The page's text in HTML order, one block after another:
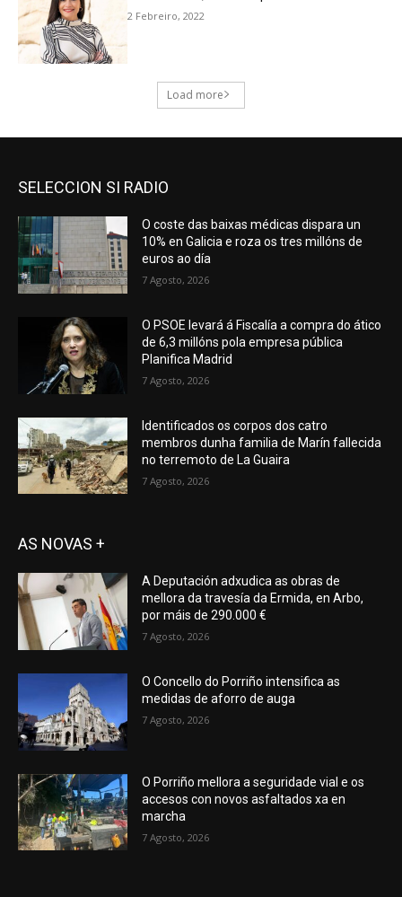
SELECCION SI RADIO
O coste das baixas médicas dispara un
10% en Galicia e roza os tres millóns de
euros ao día
7 Agosto, 2026
O PSOE levará á Fiscalía a compra do ático
de 6,3 millóns pola empresa pública
Planifica Madrid
7 Agosto, 2026
Identificados os corpos dos catro
membros dunha familia de Marín fallecida
no terremoto de La Guaira
7 Agosto, 2026
AS NOVAS +
A Deputación adxudica as obras de
mellora da travesía da Ermida, en Arbo,
por máis de 290.000 €
7 Agosto, 2026
O Concello do Porriño intensifica as
medidas de aforro de auga
7 Agosto, 2026
O Porriño mellora a seguridade vial e os
accesos con novos asfaltados xa en
marcha
7 Agosto, 2026